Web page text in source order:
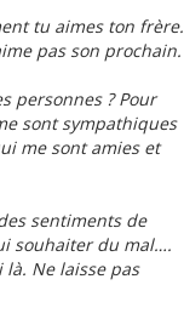
tu aimes ton frère.
pas son prochain.
personnes ? Pour
sont sympathiques
me sont amies et
sentiments de
souhaiter du mal….
là. Ne laisse pas